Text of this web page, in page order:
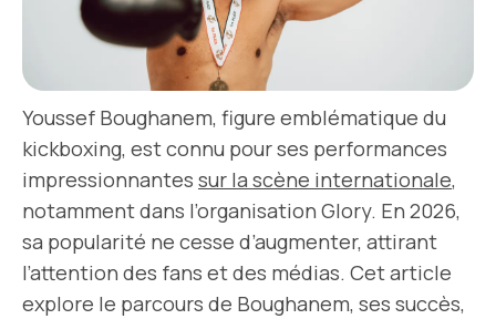
Youssef Boughanem, figure emblématique du
kickboxing, est connu pour ses performances
impressionnantes sur la scène internationale,
notamment dans l’organisation Glory. En 2026,
sa popularité ne cesse d’augmenter, attirant
l’attention des fans et des médias. Cet article
explore le parcours de Boughanem, ses succès,